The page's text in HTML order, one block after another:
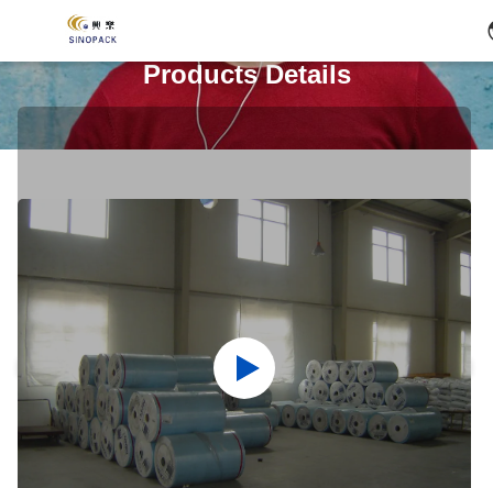
Products Details